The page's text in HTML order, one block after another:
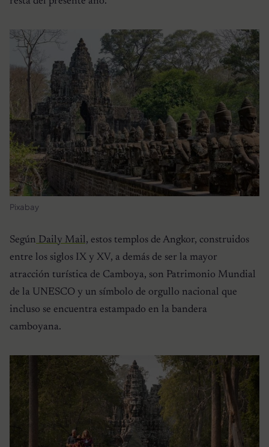
Pixabay
Según Daily Mail, estos templos de Angkor, construidos
entre los siglos IX y XV, a demás de ser la mayor
atracción turística de Camboya, son Patrimonio Mundial
de la UNESCO y un símbolo de orgullo nacional que
incluso se encuentra estampado en la bandera
camboyana.